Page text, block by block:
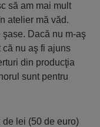
să am mai mult
atelier mă văd.
Dacă nu m-aş
că nu aş fi ajuns
din producţia
sunt pentru
lei (50 de euro)